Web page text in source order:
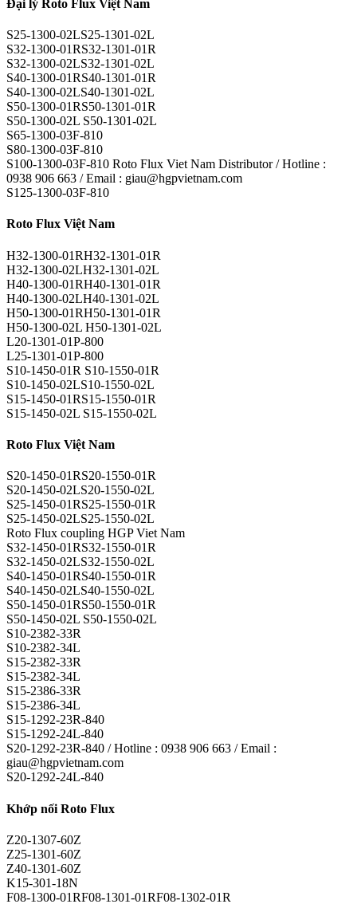
Đại lý Roto Flux Việt Nam
S25-1300-02LS25-1301-02L
S32-1300-01RS32-1301-01R
S32-1300-02LS32-1301-02L
S40-1300-01RS40-1301-01R
S40-1300-02LS40-1301-02L
S50-1300-01RS50-1301-01R
S50-1300-02L S50-1301-02L
S65-1300-03F-810
S80-1300-03F-810
S100-1300-03F-810 Roto Flux Viet Nam Distributor / Hotline :
0938 906 663 / Email : giau@hgpvietnam.com
S125-1300-03F-810
Roto Flux Việt Nam
H32-1300-01RH32-1301-01R
H32-1300-02LH32-1301-02L
H40-1300-01RH40-1301-01R
H40-1300-02LH40-1301-02L
H50-1300-01RH50-1301-01R
H50-1300-02L H50-1301-02L
L20-1301-01P-800
L25-1301-01P-800
S10-1450-01R S10-1550-01R
S10-1450-02LS10-1550-02L
S15-1450-01RS15-1550-01R
S15-1450-02L S15-1550-02L
Roto Flux Việt Nam
S20-1450-01RS20-1550-01R
S20-1450-02LS20-1550-02L
S25-1450-01RS25-1550-01R
S25-1450-02LS25-1550-02L
Roto Flux coupling HGP Viet Nam
S32-1450-01RS32-1550-01R
S32-1450-02LS32-1550-02L
S40-1450-01RS40-1550-01R
S40-1450-02LS40-1550-02L
S50-1450-01RS50-1550-01R
S50-1450-02L S50-1550-02L
S10-2382-33R
S10-2382-34L
S15-2382-33R
S15-2382-34L
S15-2386-33R
S15-2386-34L
S15-1292-23R-840
S15-1292-24L-840
S20-1292-23R-840 / Hotline : 0938 906 663 / Email :
giau@hgpvietnam.com
S20-1292-24L-840
Khớp nối Roto Flux
Z20-1307-60Z
Z25-1301-60Z
Z40-1301-60Z
K15-301-18N
F08-1300-01RF08-1301-01RF08-1302-01R